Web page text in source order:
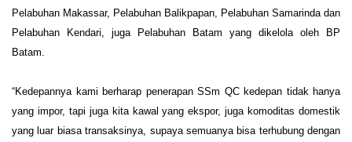
Pelabuhan Makassar, Pelabuhan Balikpapan, Pelabuhan Samarinda dan
Pelabuhan Kendari, juga Pelabuhan Batam yang dikelola oleh BP
Batam.
“Kedepannya kami berharap penerapan SSm QC kedepan tidak hanya
yang impor, tapi juga kita kawal yang ekspor, juga komoditas domestik
yang luar biasa transaksinya, supaya semuanya bisa terhubung dengan